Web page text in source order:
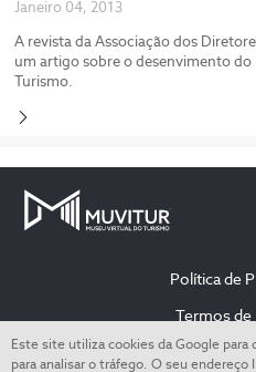
Janeiro 04, 2013
A revista da Associação dos
um artigo sobre o desenvimento
Turismo.
Política de
Termos de
Este site utiliza cookies da Google
para analisar o tráfego. O seu